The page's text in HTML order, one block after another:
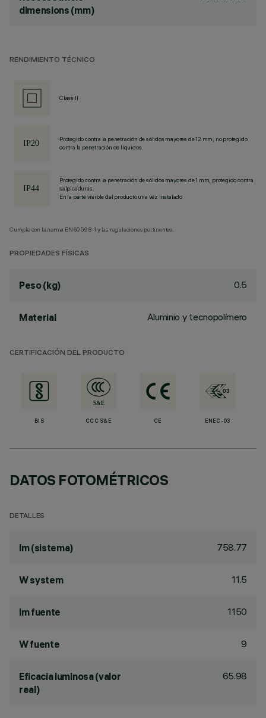
dimensions (mm)
RENDIMIENTO TÉCNICO
Class II
Protegido contra la penetración de sólidos mayores de 12 mm, no protegido
contra la penetración de líquidos.
Protegido contra la penetración de sólidos mayores de 1 mm, protegido contra
salpicaduras.
En la parte visible del producto una vez instalado
Cumple con la norma EN60598-1 y las regulaciones pertinentes.
PROPIEDADES FÍSICAS
Peso (kg) 0.5
Material Aluminio y tecnopolímero
CERTIFICACIÓN DEL PRODUCTO
BIS CCC S&E CE ENEC-03
DATOS FOTOMÉTRICOS
DETALLES
lm (sistema) 758.77
W system 11.5
lm fuente 1150
W fuente 9
Eficacia luminosa (valor
real)
65.98